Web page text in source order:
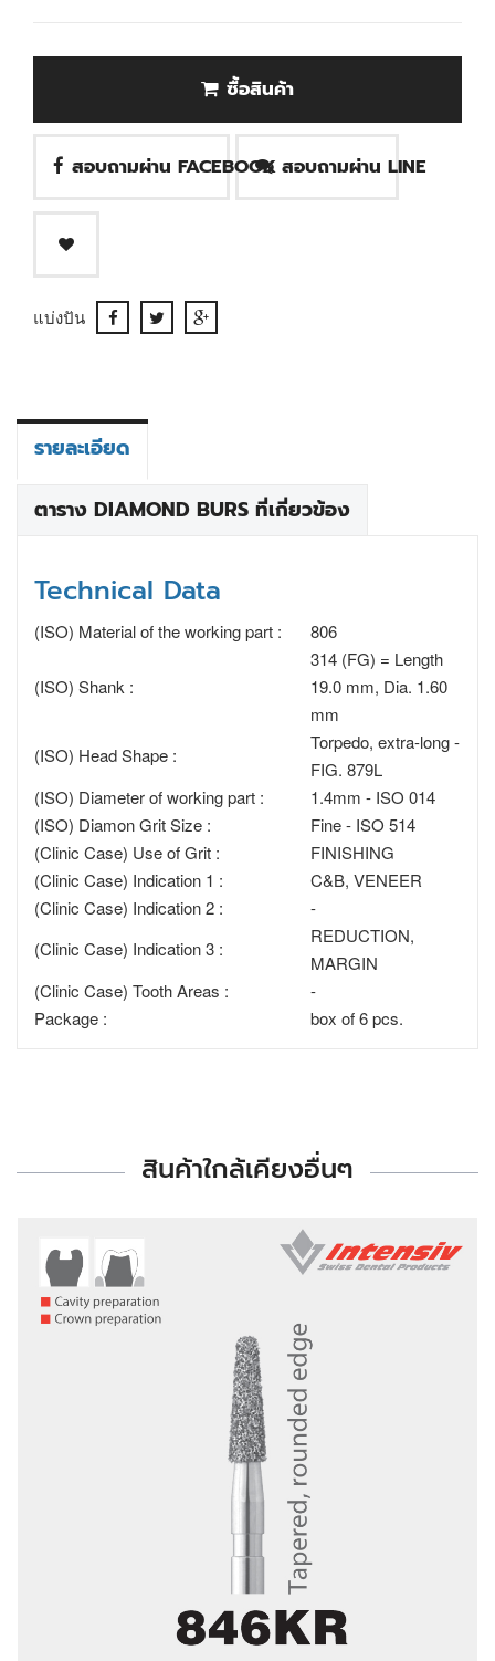
ซื้อสินค้า
สอบถามผ่าน FACEBOOK สอบถามผ่าน LINE
แบ่งปัน
รายละเอียด
ตาราง DIAMOND BURS ที่เกี่ยวข้อง
Technical Data
(ISO) Material of the working part : 806
(ISO) Shank :
314 (FG) = Length
19.0 mm, Dia. 1.60
mm
(ISO) Head Shape :
Torpedo, extra-long -
FIG. 879L
(ISO) Diameter of working part :
1.4mm - ISO 014
(ISO) Diamon Grit Size :
Fine - ISO 514
(Clinic Case) Use of Grit :
FINISHING
(Clinic Case) Indication 1 :
C&B, VENEER
(Clinic Case) Indication 2 :
-
(Clinic Case) Indication 3 :
REDUCTION,
MARGIN
(Clinic Case) Tooth Areas :
-
Package :
box of 6 pcs.
สินค้าใกล้เคียงอื่นๆ